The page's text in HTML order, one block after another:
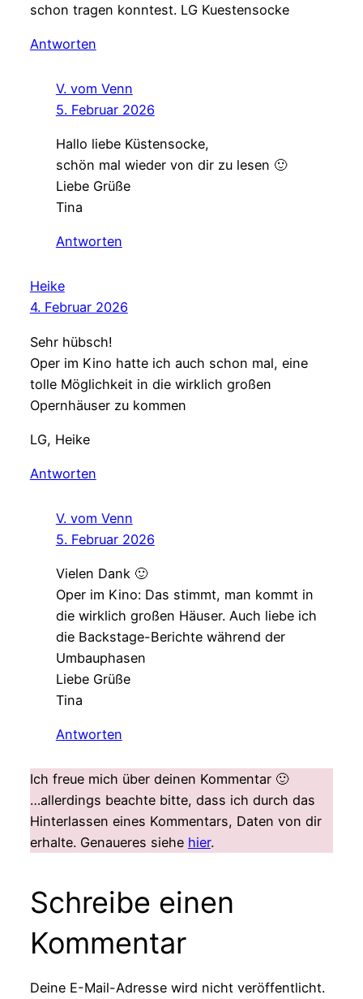
schon tragen konntest. LG Kuestensocke
Antworten
V. vom Venn
5. Februar 2026
Hallo liebe Küstensocke,
schön mal wieder von dir zu lesen 🙂
Liebe Grüße
Tina
Antworten
Heike
4. Februar 2026
Sehr hübsch!
Oper im Kino hatte ich auch schon mal, eine
tolle Möglichkeit in die wirklich großen
Opernhäuser zu kommen
LG, Heike
Antworten
V. vom Venn
5. Februar 2026
Vielen Dank 🙂
Oper im Kino: Das stimmt, man kommt in
die wirklich großen Häuser. Auch liebe ich
die Backstage-Berichte während der
Umbauphasen
Liebe Grüße
Tina
Antworten
Ich freue mich über deinen Kommentar 🙂
…allerdings beachte bitte, dass ich durch das
Hinterlassen eines Kommentars, Daten von dir
erhalte. Genaueres siehe hier.
Schreibe einen
Kommentar
Deine E-Mail-Adresse wird nicht veröffentlicht.